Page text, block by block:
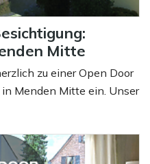
Mitte
zu einer Open Door
Menden Mitte ein. Unser